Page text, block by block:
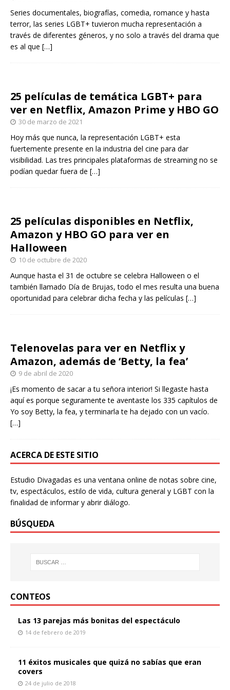
Series documentales, biografías, comedia, romance y hasta
terror, las series LGBT+ tuvieron mucha representación a
través de diferentes géneros, y no solo a través del drama que
es al que […]
25 películas de temática LGBT+ para
ver en Netflix, Amazon Prime y HBO GO
30 de marzo de 2021
Hoy más que nunca, la representación LGBT+ esta
fuertemente presente en la industria del cine para dar
visibilidad. Las tres principales plataformas de streaming no se
podían quedar fuera de […]
25 películas disponibles en Netflix,
Amazon y HBO GO para ver en
Halloween
10 de octubre de 2020
Aunque hasta el 31 de octubre se celebra Halloween o el
también llamado Día de Brujas, todo el mes resulta una buena
oportunidad para celebrar dicha fecha y las películas […]
Telenovelas para ver en Netflix y
Amazon, además de ‘Betty, la fea’
9 de abril de 2020
¡Es momento de sacar a tu señora interior! Si llegaste hasta
aquí es porque seguramente te aventaste los 335 capítulos de
Yo soy Betty, la fea, y terminarla te ha dejado con un vacío.
[…]
ACERCA DE ESTE SITIO
Estudio Divagadas es una ventana online de notas sobre cine,
tv, espectáculos, estilo de vida, cultura general y LGBT con la
finalidad de informar y abrir diálogo.
BÚSQUEDA
CONTEOS
Las 13 parejas más bonitas del espectáculo
14 de febrero de 2019
11 éxitos musicales que quizá no sabías que eran
covers
24 de julio de 2018